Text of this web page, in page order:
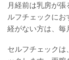
月経前は乳房が
ルフチェックにお
経がない方は、毎
セルフチェックは